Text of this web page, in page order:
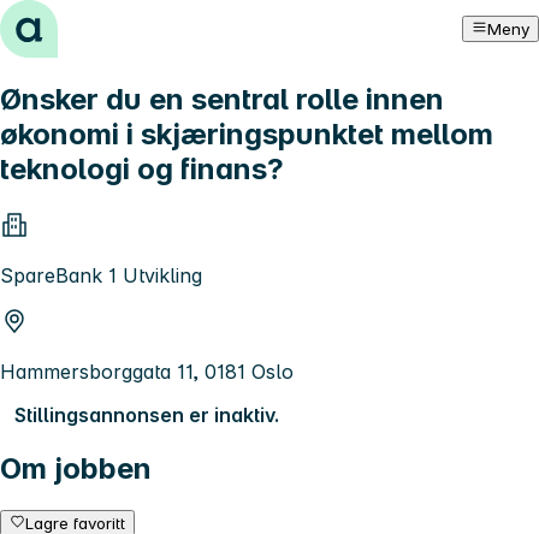
Hopp til innhold Meny
Ønsker du en sentral rolle innen
økonomi i skjæringspunktet mellom
teknologi og finans?
SpareBank 1 Utvikling
Hammersborggata 11, 0181 Oslo
Stillingsannonsen er inaktiv.
Om jobben
Lagre favoritt